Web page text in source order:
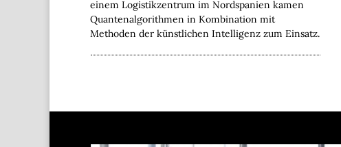
einem Logistikzentrum im Nordspanien kamen
Quantenalgorithmen in Kombination mit
Methoden der künstlichen Intelligenz zum Einsatz.